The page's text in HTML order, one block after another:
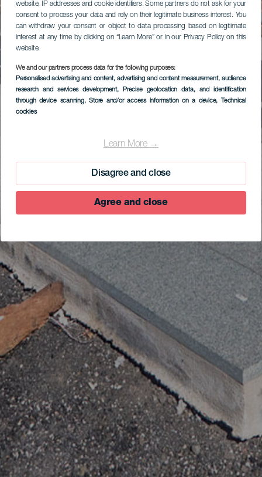
website, IP addresses and cookie identifiers. Some partners do not ask for your
consent to process your data and rely on their legitimate business interest. You
can withdraw your consent or object to data processing based on legitimate
interest at any time by clicking on “Learn More” or in our Privacy Policy on this
website.
We and our partners process data for the following purposes:
Personalised advertising and content, advertising and content measurement, audience
research and services development, Precise geolocation data, and identification
through device scanning, Store and/or access information on a device, Technical
cookies
Learn More →
Disagree and close
Agree and close